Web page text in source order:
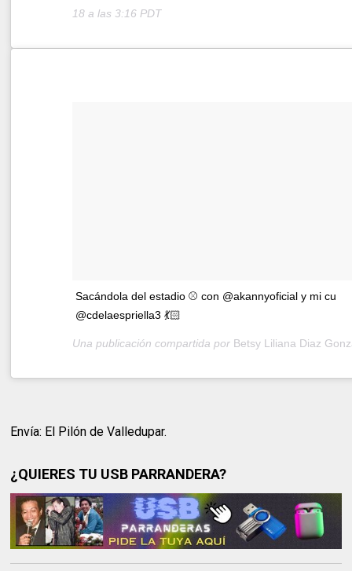
18 a las 3:16 PDT
Sacándola del estadio ⚾️ con @akannyoficial y mi cu
@cdelaespriella3 💃🏻
Una publicación compartida por Betsy Liliana Diaz
Envía: El Pilón de Valledupar.
¿QUIERES TU USB PARRANDERA?